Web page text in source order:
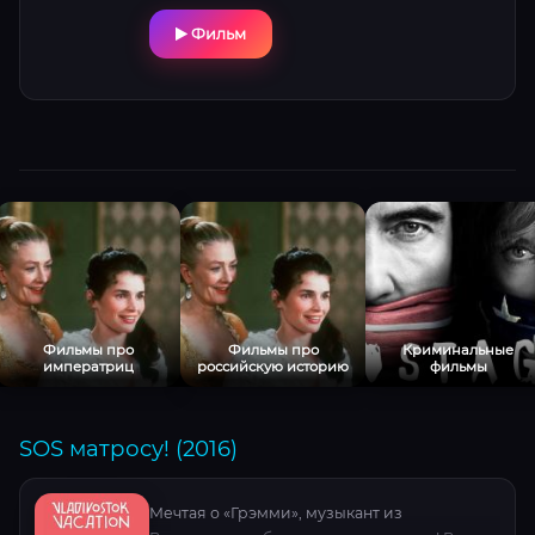
увидеться. Однако, встретившись с Костей,
Лена начинает сомневаться в правильности
сталкивает ее с Максимом. Вместе они
судьбы.
Фильм
Фильмы про
императриц
Фильмы про
российскую историю
Криминальные
фильмы
SOS матросу! (2016)
Мечтая о «Грэмми», музыкант из